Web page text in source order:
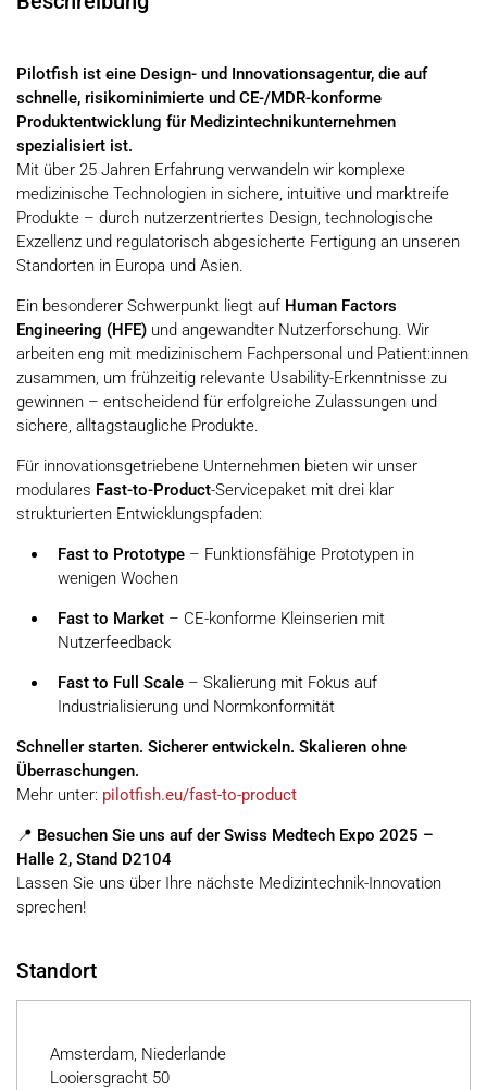
Pilotfish ist eine Design- und Innovationsagentur, die auf
schnelle, risikominimierte und CE-/MDR-konforme
Produktentwicklung für Medizintechnikunternehmen
spezialisiert ist.
Mit über 25 Jahren Erfahrung verwandeln wir komplexe
medizinische Technologien in sichere, intuitive und marktreife
Produkte – durch nutzerzentriertes Design, technologische
Exzellenz und regulatorisch abgesicherte Fertigung an unseren
Standorten in Europa und Asien.
Ein besonderer Schwerpunkt liegt auf Human Factors
Engineering (HFE) und angewandter Nutzerforschung. Wir
arbeiten eng mit medizinischem Fachpersonal und Patient:innen
zusammen, um frühzeitig relevante Usability-Erkenntnisse zu
gewinnen – entscheidend für erfolgreiche Zulassungen und
sichere, alltagstaugliche Produkte.
Für innovationsgetriebene Unternehmen bieten wir unser
modulares Fast-to-Product-Servicepaket mit drei klar
strukturierten Entwicklungspfaden:
Fast to Prototype– Funktionsfähige Prototypen in
wenigen Wochen
Fast to Market– CE-konforme Kleinserien mit
Nutzerfeedback
Fast to Full Scale– Skalierung mit Fokus auf
Industrialisierung und Normkonformität
Schneller starten. Sicherer entwickeln. Skalieren ohne
Überraschungen.
Mehr unter: pilotfish.eu/fast-to-product
📍 Besuchen Sie uns auf der Swiss Medtech Expo 2025 –
Halle 2, Stand D2104
Lassen Sie uns über Ihre nächste Medizintechnik-Innovation
sprechen!
Standort
Amsterdam, Niederlande
Looiersgracht 50